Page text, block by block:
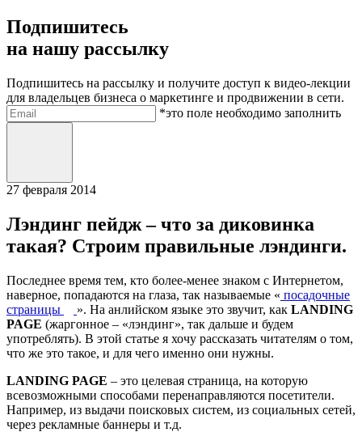
Подпишитесь
на нашу рассылку
Подпишитесь на рассылку и получите доступ к видео-лекции
для владельцев бизнеса о маркетинге и продвижении в сети.
Электронная почта
*это поле необходимо заполнить
27 февраля 2014
Лэндинг пейдж – что за диковинка
такая? Строим правильные лэндинги.
Последнее время тем, кто более-менее знаком с Интернетом,
наверное, попадаются на глаза, так называемые « посадочные
страницы
». На анлийском языке это звучит, как LANDING
PAGE (жаргонное – «лэндинг», так дальше и будем
употреблять). В этой статье я хочу рассказать читателям о том,
что же это такое, и для чего именно они нужны.
LANDING PAGE – это целевая страница, на которую
всевозможными способами перенаправляются посетители.
Например, из выдачи поисковых систем, из социальных сетей,
через рекламные баннеры и т.д.